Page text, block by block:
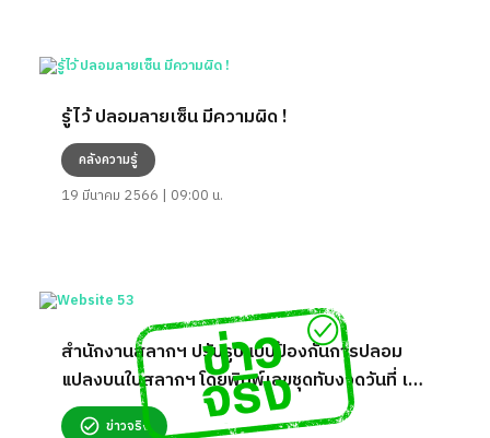
รู้ไว้ ปลอมลายเซ็น มีความผิด !
คลังความรู้
19 มีนาคม 2566 | 09:00 น.
สำนักงานสลากฯ ปรับรูปแบบป้องกันการปลอม
แปลงบนใบสลากฯ โดยพิมพ์เลขชุดทับงวดวันที่ เริ่ม
1 ส.ค. 65 จริงหรือ?
ข่าวจริง